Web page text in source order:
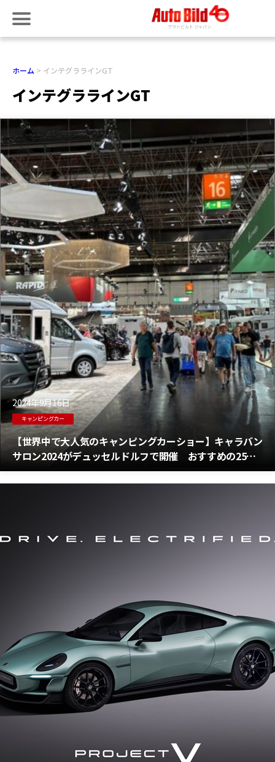
ホーム インテグララインGT
インテグララインGT
2024年9月16日
キャンピングカー
【世界中で大人気のキャンピングカーショー】キャラバン
サロン2024がデュッセルドルフで開催 おすすめの25台
はこれだ！